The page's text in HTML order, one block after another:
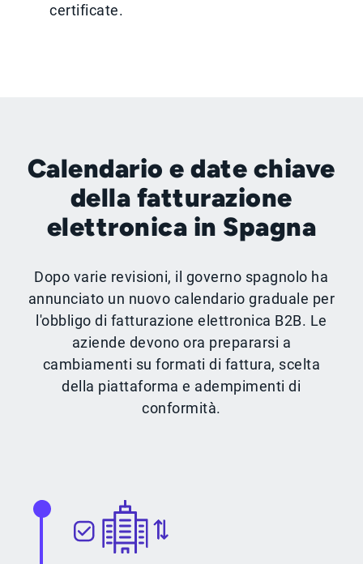
certificate.
Calendario e date chiave
della fatturazione
elettronica in Spagna
Dopo varie revisioni, il governo spagnolo ha
annunciato un nuovo calendario graduale per
l'obbligo di fatturazione elettronica B2B. Le
aziende devono ora prepararsi a
cambiamenti su formati di fattura, scelta
della piattaforma e adempimenti di
conformità.